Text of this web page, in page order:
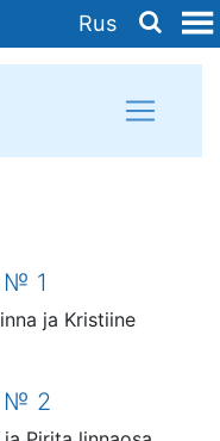
Rus
№ 1
ja Kristiine
№ 2